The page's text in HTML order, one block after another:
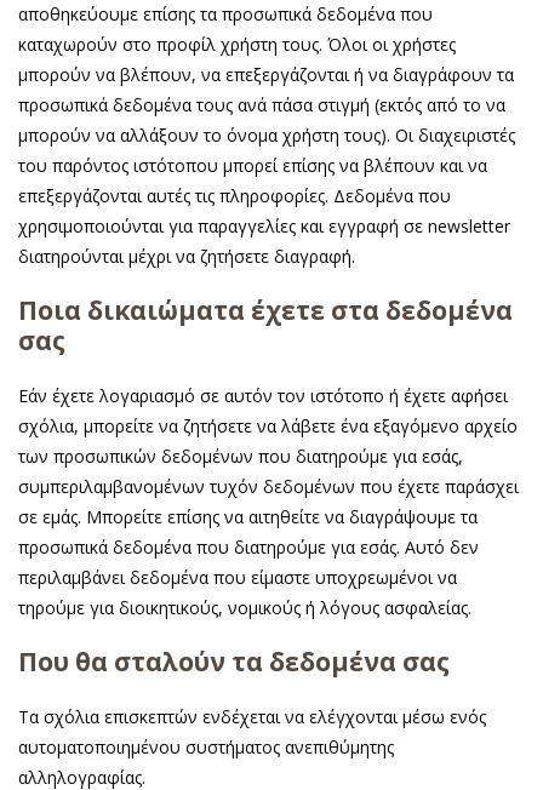
αποθηκεύουμε επίσης τα προσωπικά δεδομένα που
καταχωρούν στο προφίλ χρήστη τους. Όλοι οι χρήστες
μπορούν να βλέπουν, να επεξεργάζονται ή να διαγράφουν τα
προσωπικά δεδομένα τους ανά πάσα στιγμή (εκτός από το να
μπορούν να αλλάξουν το όνομα χρήστη τους). Οι διαχειριστές
του παρόντος ιστότοπου μπορεί επίσης να βλέπουν και να
επεξεργάζονται αυτές τις πληροφορίες. Δεδομένα που
χρησιμοποιούνται για παραγγελίες και εγγραφή σε newsletter
διατηρούνται μέχρι να ζητήσετε διαγραφή.
Ποια δικαιώματα έχετε στα δεδομένα
σας
Εάν έχετε λογαριασμό σε αυτόν τον ιστότοπο ή έχετε αφήσει
σχόλια, μπορείτε να ζητήσετε να λάβετε ένα εξαγόμενο αρχείο
των προσωπικών δεδομένων που διατηρούμε για εσάς,
συμπεριλαμβανομένων τυχόν δεδομένων που έχετε παράσχει
σε εμάς. Μπορείτε επίσης να αιτηθείτε να διαγράψουμε τα
προσωπικά δεδομένα που διατηρούμε για εσάς. Αυτό δεν
περιλαμβάνει δεδομένα που είμαστε υποχρεωμένοι να
τηρούμε για διοικητικούς, νομικούς ή λόγους ασφαλείας.
Που θα σταλούν τα δεδομένα σας
Τα σχόλια επισκεπτών ενδέχεται να ελέγχονται μέσω ενός
αυτοματοποιημένου συστήματος ανεπιθύμητης
αλληλογραφίας.